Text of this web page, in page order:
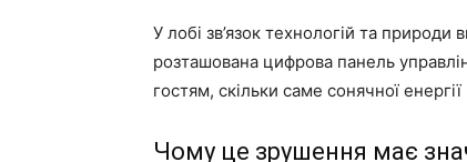
У лобі зв’язок технологій та
розташована цифрова панель
гостям, скільки саме сонячної
Чому це зрушення має